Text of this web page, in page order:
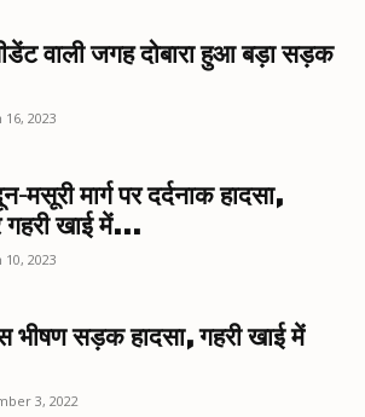
वाली जगह दोबारा हुआ बड़ा सड़क
16, 2023
मार्ग पर दर्दनाक हादसा,
खाई में...
10, 2023
भीषण सड़क हादसा, गहरी खाई में
3, 2022